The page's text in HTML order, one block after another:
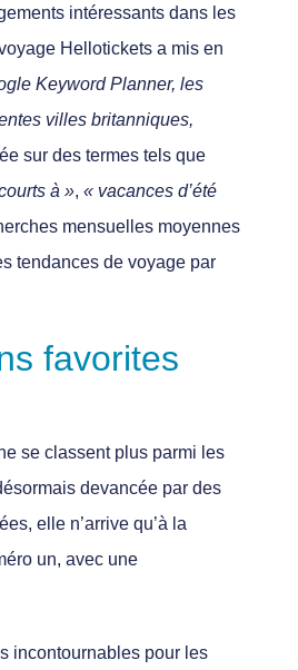
intéressants dans les
Hellotickets a mis en
Keyword Planner, les
villes britanniques,
sur des termes tels que
à », « vacances d’été
mensuelles moyennes
tendances de voyage par
favorites
se classent plus parmi les
devancée par des
elle n’arrive qu’à la
un, avec une
incontournables pour les